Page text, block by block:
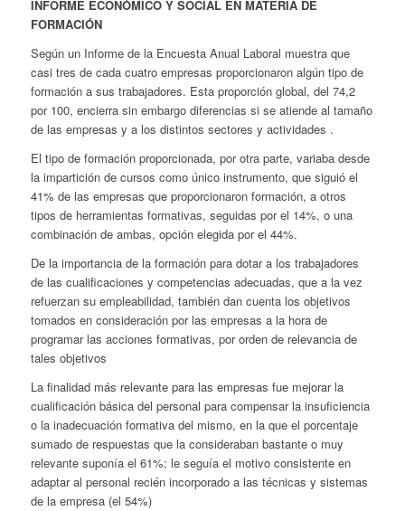
INFORME ECONÓMICO Y SOCIAL EN MATERIA DE
FORMACIÓN
Según un Informe de la Encuesta Anual Laboral muestra que
casi tres de cada cuatro empresas proporcionaron algún tipo de
formación a sus trabajadores. Esta proporción global, del 74,2
por 100, encierra sin embargo diferencias si se atiende al tamaño
de las empresas y a los distintos sectores y actividades .
El tipo de formación proporcionada, por otra parte, variaba desde
la impartición de cursos como único instrumento, que siguió el
41% de las empresas que proporcionaron formación, a otros
tipos de herramientas formativas, seguidas por el 14%, o una
combinación de ambas, opción elegida por el 44%.
De la importancia de la formación para dotar a los trabajadores
de las cualificaciones y competencias adecuadas, que a la vez
refuerzan su empleabilidad, también dan cuenta los objetivos
tomados en consideración por las empresas a la hora de
programar las acciones formativas, por orden de relevancia de
tales objetivos
La finalidad más relevante para las empresas fue mejorar la
cualificación básica del personal para compensar la insuficiencia
o la inadecuación formativa del mismo, en la que el porcentaje
sumado de respuestas que la consideraban bastante o muy
relevante suponía el 61%; le seguía el motivo consistente en
adaptar al personal recién incorporado a las técnicas y sistemas
de la empresa (el 54%)